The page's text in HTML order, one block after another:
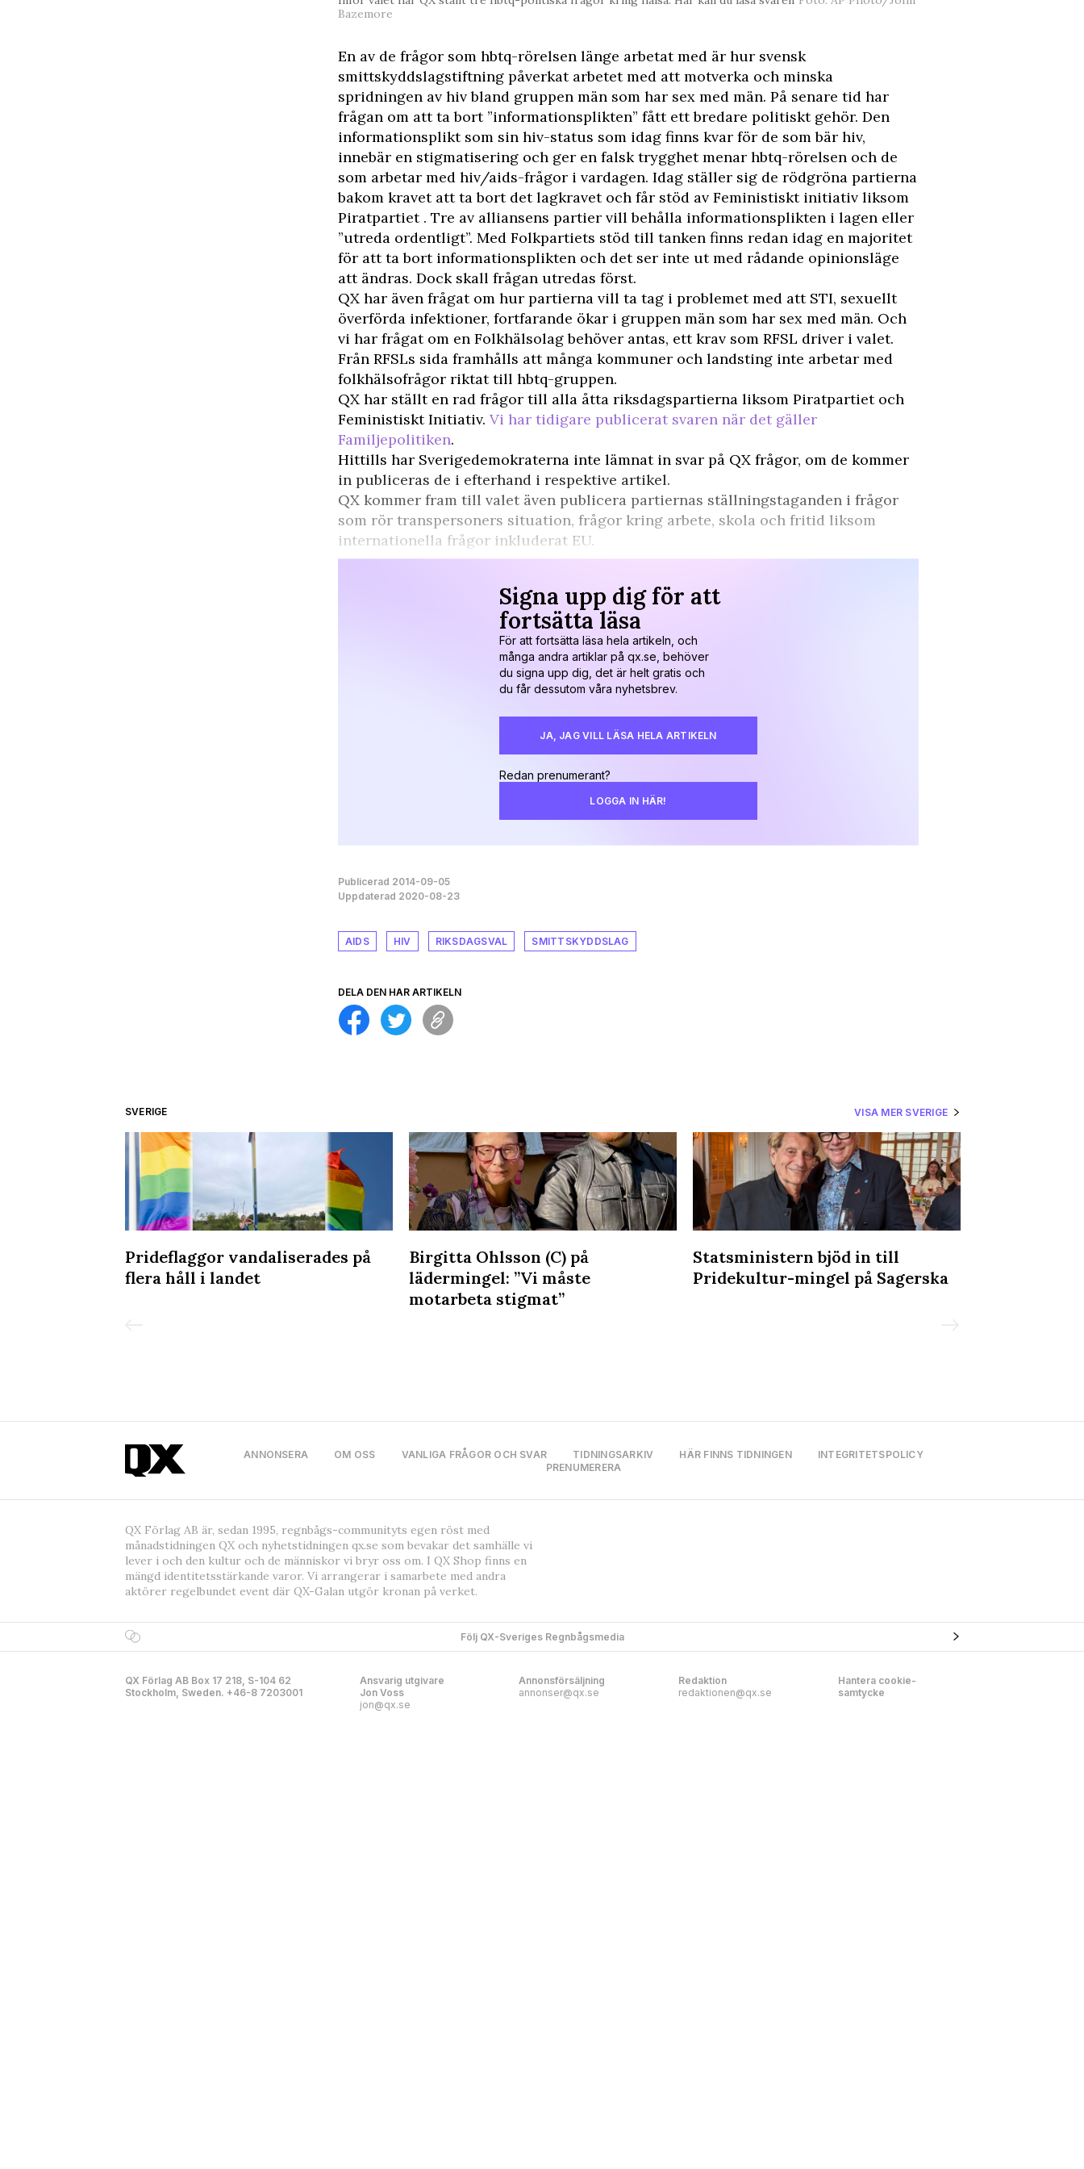
Bazemore
En av de frågor som hbtq-rörelsen länge arbetat med är hur svensk
smittskyddslagstiftning påverkat arbetet med att motverka och minska
spridningen av hiv bland gruppen män som har sex med män. På senare tid har
frågan om att ta bort ”informationsplikten” fått ett bredare politiskt gehör. Den
informationsplikt som sin hiv-status som idag finns kvar för de som bär hiv,
innebär en stigmatisering och ger en falsk trygghet menar hbtq-rörelsen och de
som arbetar med hiv/aids-frågor i vardagen. Idag ställer sig de rödgröna partierna
bakom kravet att ta bort det lagkravet och får stöd av Feministiskt initiativ liksom
Piratpartiet . Tre av alliansens partier vill behålla informationsplikten i lagen eller
”utreda ordentligt”. Med Folkpartiets stöd till tanken finns redan idag en majoritet
för att ta bort informationsplikten och det ser inte ut med rådande opinionsläge
att ändras. Dock skall frågan utredas först.
QX har även frågat om hur partierna vill ta tag i problemet med att STI, sexuellt
överförda infektioner, fortfarande ökar i gruppen män som har sex med män. Och
vi har frågat om en Folkhälsolag behöver antas, ett krav som RFSL driver i valet.
Från RFSLs sida framhålls att många kommuner och landsting inte arbetar med
folkhälsofrågor riktat till hbtq-gruppen.
QX har ställt en rad frågor till alla åtta riksdagspartierna liksom Piratpartiet och
Feministiskt Initiativ. Vi har tidigare publicerat svaren när det gäller
Familjepolitiken.
Hittills har Sverigedemokraterna inte lämnat in svar på QX frågor, om de kommer
in publiceras de i efterhand i respektive artikel.
QX kommer fram till valet även publicera partiernas ställningstaganden i frågor
som rör transpersoners situation, frågor kring arbete, skola och fritid liksom
internationella frågor inkluderat EU.
Signa upp dig för att
fortsätta läsa
För att fortsätta läsa hela artikeln, och
många andra artiklar på qx.se, behöver
du signa upp dig, det är helt gratis och
du får dessutom våra nyhetsbrev.
JA, JAG VILL LÄSA HELA ARTIKELN
Redan prenumerant?
LOGGA IN HÄR!
Publicerad 2014-09-05
Uppdaterad 2020-08-23
AIDS HIV RIKSDAGSVAL SMITTSKYDDSLAG
DELA DEN HÄR ARTIKELN
SVERIGE VISA MER SVERIGE
Prideflaggor vandaliserades på
flera håll i landet
Birgitta Ohlsson (C) på
lädermingel: ”Vi måste
motarbeta stigmat”
Statsministern bjöd in till
Pridekultur-mingel på Sagerska
ANNONSERA OM OSS VANLIGA FRÅGOR OCH SVAR TIDNINGSARKIV HÄR FINNS TIDNINGEN
INTEGRITETSPOLICY
PRENUMERERA
QX Förlag AB är, sedan 1995, regnbågs-communityts egen röst med
månadstidningen QX och nyhetstidningen qx.se som bevakar det samhälle vi
lever i och den kultur och de människor vi bryr oss om. I QX Shop finns en
mängd identitetsstärkande varor. Vi arrangerar i samarbete med andra
aktörer regelbundet event där QX-Galan utgör kronan på verket.
Följ QX-Sveriges Regnbågsmedia
QX Förlag AB Box 17 218, S-104 62
Stockholm, Sweden. +46-8 7203001
Ansvarig utgivare
Jon Voss
jon@qx.se
Annonsförsäljning
annonser@qx.se
Redaktion
redaktionen@qx.se
Hantera cookie-
samtycke